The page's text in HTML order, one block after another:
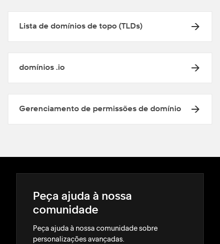
Lista de domínios de topo (TLDs)
domínios .io
Gerenciamento de permissões de domínio
Peça ajuda à nossa
comunidade
Peça ajuda à nossa comunidade sobre
personalizações avançadas.